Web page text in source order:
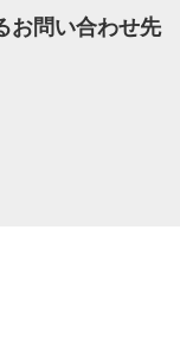
お問い合わせ先